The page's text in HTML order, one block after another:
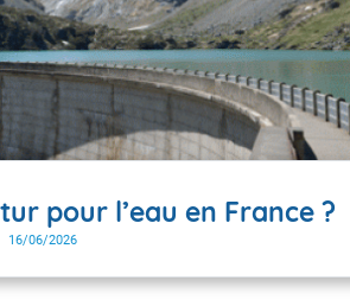
Futuna
pour l’eau en France ?
16/06/2026